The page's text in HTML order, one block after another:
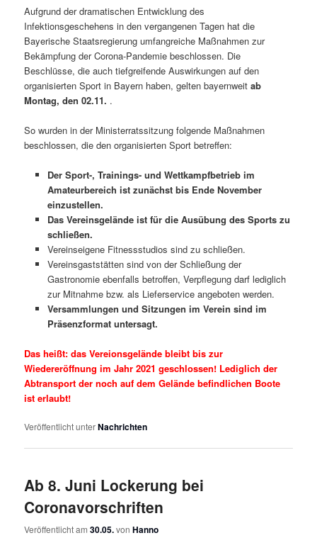
Aufgrund der dramatischen Entwicklung des
Infektionsgeschehens in den vergangenen Tagen hat die
Bayerische Staatsregierung umfangreiche Maßnahmen zur
Bekämpfung der Corona-Pandemie beschlossen. Die
Beschlüsse, die auch tiefgreifende Auswirkungen auf den
organisierten Sport in Bayern haben, gelten bayernweitab
Montag, den 02.11. .
So wurden in der Ministerratssitzung folgende Maßnahmen
beschlossen, die den organisierten Sport betreffen:
Der Sport-, Trainings- und Wettkampfbetrieb im
Amateurbereich ist zunächst bis Ende November
einzustellen.
Das Vereinsgelände ist für die Ausübung des Sports zu
schließen.
Vereinseigene Fitnessstudios sind zu schließen.
Vereinsgaststätten sind von der Schließung der
Gastronomie ebenfalls betroffen, Verpflegung darf lediglich
zur Mitnahme bzw. als Lieferservice angeboten werden.
Versammlungen und Sitzungen im Verein sind im
Präsenzformat untersagt.
Das heißt: das Vereionsgelände bleibt bis zur
Wiedereröffnung im Jahr 2021 geschlossen! Lediglich der
Abtransport der noch auf dem Gelände befindlichen Boote
ist erlaubt!
Veröffentlicht unterNachrichten
Ab 8. Juni Lockerung bei
Coronavorschriften
Veröffentlicht am30.05.vonHanno